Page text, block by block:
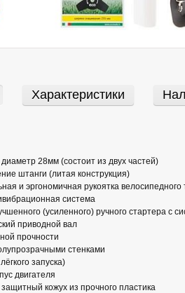
Характеристики
28мм (состоит из двух частей)
штанги (литая конструкция)
и эргономичная рукоятка велосипедного
система
(усиленного) ручного стартера с
приводной вал
прочности
стенками
запуска)
двигателя
кожух из прочного пластика